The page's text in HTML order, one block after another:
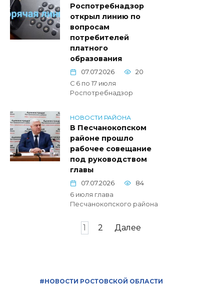
Роспотребнадзор
открыл линию по
вопросам
потребителей
платного
образования
07.07.2026
20
С 6 по 17 июля
Роспотребнадзор
НОВОСТИ РАЙОНА
В Песчанокопском
районе прошло
рабочее совещание
под руководством
главы
07.07.2026
84
6 июля глава
Песчанокопского района
1 2 Далее
#НОВОСТИ РОСТОВСКОЙ ОБЛАСТИ